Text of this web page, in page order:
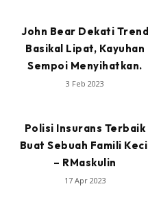
John Bear Dekati Trend
Basikal Lipat, Kayuhan
Sempoi Menyihatkan.
3 Feb 2023
Polisi Insurans Terbaik
Buat Sebuah Famili Kecil
– RMaskulin
17 Apr 2023